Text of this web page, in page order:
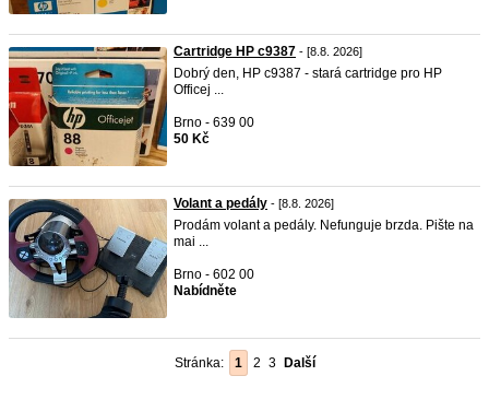
Cartridge HP c9387 - [8.8. 2026]
Dobrý den, HP c9387 - stará cartridge pro HP
Officej ...
Brno - 639 00
50 Kč
Volant a pedály - [8.8. 2026]
Prodám volant a pedály. Nefunguje brzda. Pište na
mai ...
Brno - 602 00
Nabídněte
Stránka: 1 2 3 Další